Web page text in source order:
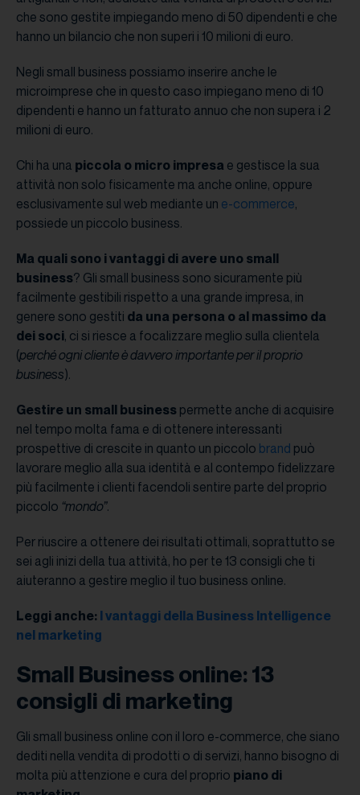
che sono gestite impiegando meno di 50 dipendenti e che
hanno un bilancio che non superi i 10 milioni di euro.
Negli small business possiamo inserire anche le
microimprese che in questo caso impiegano meno di 10
dipendenti e hanno un fatturato annuo che non supera i 2
milioni di euro.
Chi ha una piccola o micro impresa e gestisce la sua
attività non solo fisicamente ma anche online, oppure
esclusivamente sul web mediante un e-commerce,
possiede un piccolo business.
Ma quali sono i vantaggi di avere uno small
business? Gli small business sono sicuramente più
facilmente gestibili rispetto a una grande impresa, in
genere sono gestiti da una persona o al massimo da
dei soci, ci si riesce a focalizzare meglio sulla clientela
(perché ogni cliente è davvero importante per il proprio
business).
Gestire un small business permette anche di acquisire
nel tempo molta fama e di ottenere interessanti
prospettive di crescite in quanto un piccolo brand può
lavorare meglio alla sua identità e al contempo fidelizzare
più facilmente i clienti facendoli sentire parte del proprio
piccolo “mondo”.
Per riuscire a ottenere dei risultati ottimali, soprattutto se
sei agli inizi della tua attività, ho per te 13 consigli che ti
aiuteranno a gestire meglio il tuo business online.
Leggi anche: I vantaggi della Business Intelligence
nel marketing
Small Business online: 13
consigli di marketing
Gli small business online con il loro e-commerce, che siano
dediti nella vendita di prodotti o di servizi, hanno bisogno di
molta più attenzione e cura del proprio piano di